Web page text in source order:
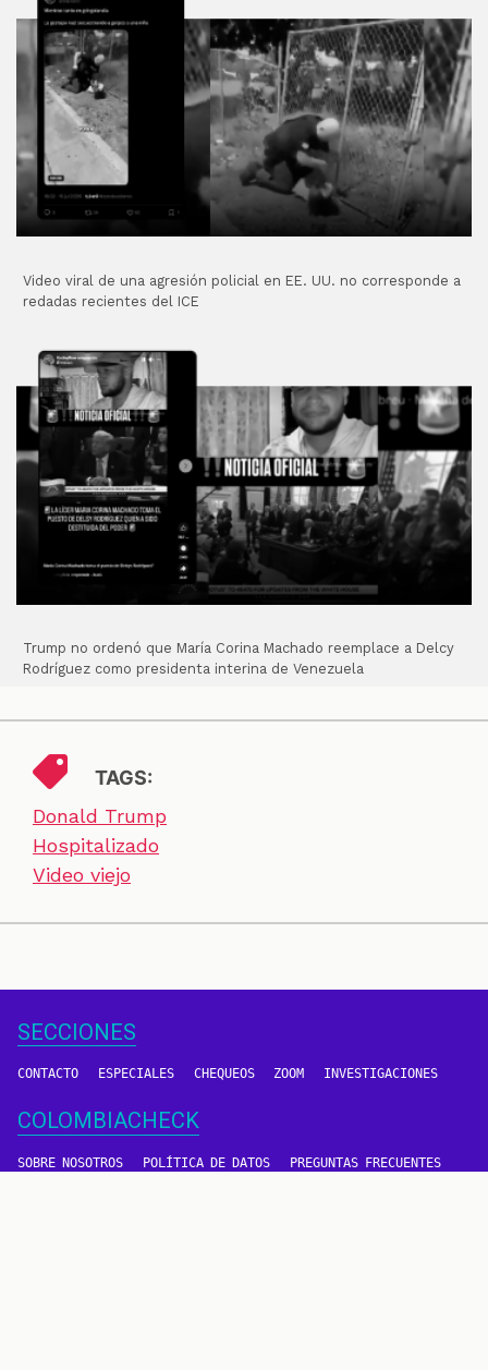
Video viral de una agresión policial en EE. UU. no corresponde a
redadas recientes del ICE
Trump no ordenó que María Corina Machado reemplace a Delcy
Rodríguez como presidenta interina de Venezuela
TAGS:
Donald Trump
Hospitalizado
Video viejo
SECCIONES
CONTACTO ESPECIALES CHEQUEOS ZOOM INVESTIGACIONES
COLOMBIACHECK
SOBRE NOSOTROS POLÍTICA DE DATOS PREGUNTAS FRECUENTES